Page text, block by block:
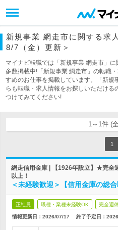
新規事業 網走市に関する求
8/7（金）更新＞
マイナビ転職では「新規事業 網走市」
多数掲載中!「新規事業 網走市」の転職
すめのお仕事を掲載しています。「新規
らも転職・求人情報をお探しいただけ
つけてみてください!
1～1件 (
1
網走信用金庫 | 【1926年設立】★完全
以上！
＜未経験歓迎＞【信用金庫の総
正社員 職種・業種未経験OK 完全週
情報更新日：2026/07/17 終了予定日：